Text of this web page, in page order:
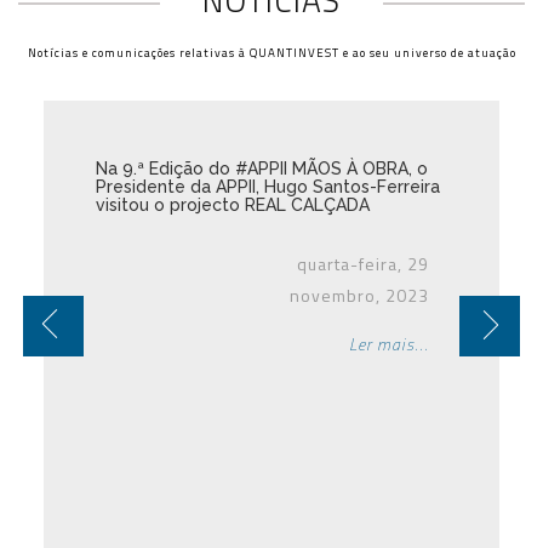
Notícias e comunicações relativas à QUANTINVEST e ao seu universo de atuação
Na 9.ª Edição do #APPII MÃOS À OBRA, o
Presidente da APPII, Hugo Santos-Ferreira
visitou o projecto REAL CALÇADA
quarta-feira, 29
novembro, 2023
Ler mais...